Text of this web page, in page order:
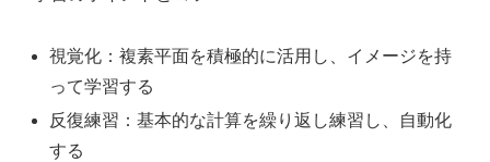
視覚化：複素平面を積極的に活用し、イメージを持
って学習する
反復練習：基本的な計算を繰り返し練習し、自動化
する